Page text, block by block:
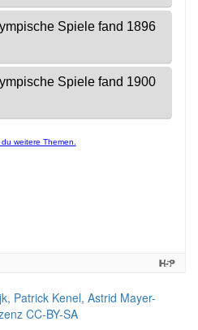
Patrick Kenel, Astrid Mayer-
CC-BY-SA